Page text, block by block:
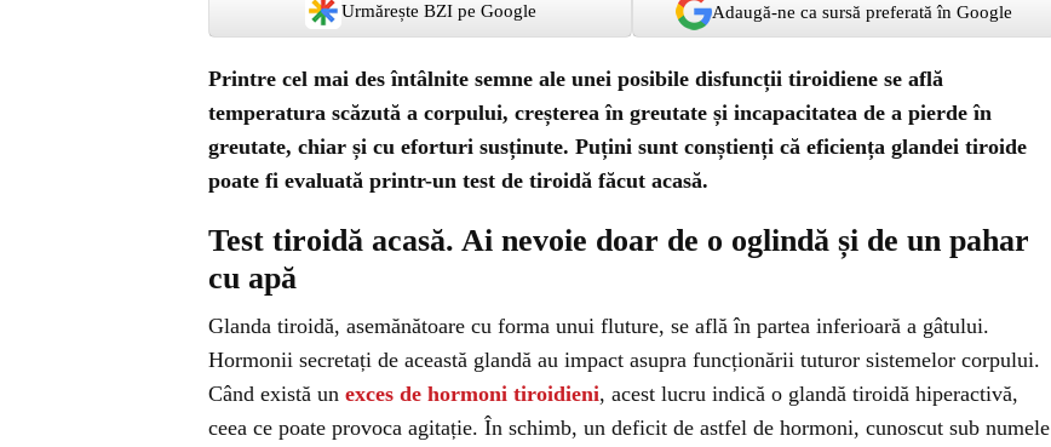
Urmărește BZI pe Google Adaugă-ne ca sursă preferată în Google
Printre cel mai des întâlnite semne ale unei posibile disfuncții tiroidiene se află
temperatura scăzută a corpului, creșterea în greutate și incapacitatea de a pierde în
greutate, chiar și cu eforturi susținute. Puțini sunt conștienți că eficiența glandei tiroide
poate fi evaluată printr-un test de tiroidă făcut acasă.
Test tiroidă acasă. Ai nevoie doar de o oglindă și de un pahar
cu apă
Glanda tiroidă, asemănătoare cu forma unui fluture, se află în partea inferioară a gâtului.
Hormonii secretați de această glandă au impact asupra funcționării tuturor sistemelor corpului.
Când există un exces de hormoni tiroidieni, acest lucru indică o glandă tiroidă hiperactivă,
ceea ce poate provoca agitație. În schimb, un deficit de astfel de hormoni, cunoscut sub numele